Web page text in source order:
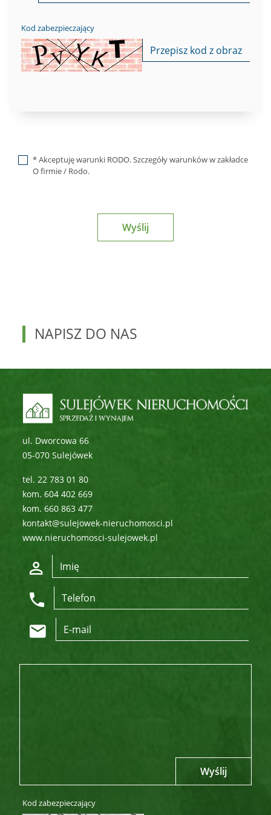
Kod zabezpieczający
* Akceptuję warunki RODO. Szczegóły warunków w zakładce
O firmie / Rodo.
Wyślij
NAPISZ DO NAS
Wyślij
Kod zabezpieczający
ul. Dworcowa 66
05-070 Sulejówek
tel. 22 783 01 80
kom. 604 402 669
kom. 660 863 477
kontakt@sulejowek-nieruchomosci.pl
www.nieruchomosci-sulejowek.pl